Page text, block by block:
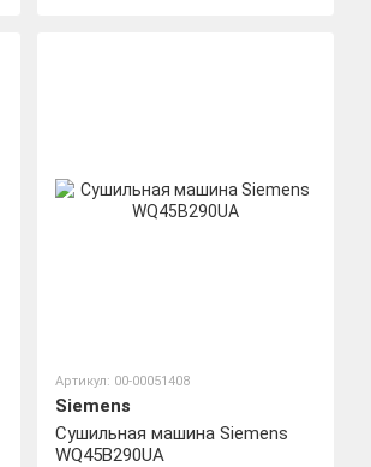
Артикул: 00-00051408
Siemens
Сушильная машина Siemens
WQ45B290UA